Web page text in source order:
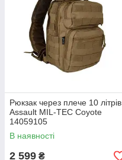
Рюкзак через плече 10 літрів
Assault MIL-TEC Coyote
14059105
В наявності
2 599 ₴